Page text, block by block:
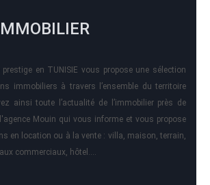
prestige en TUNISIE vous propose une sélection
immobiliers à travers l’ensemble du territoire
ainsi toute l’actualité de l’immobilier près de
Mouin qui vous informe et vous propose
en location ou à la vente : villa, maison, terrain,
commerciaux, hôtel….